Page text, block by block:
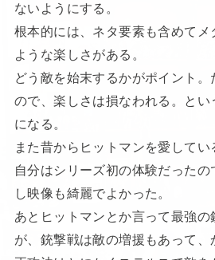
ないようにする。
根本的には、ネタ要素も含めて
ような楽しさがある。
どう敵を始末するかがポイント
ので、楽しさは損なわれる。と
になる。
また昔からヒットマンを愛してい
自分はシリーズ初の体験だった
し映像も綺麗でよかった。
あとヒットマンとか言って最強
が、銃撃戦は敵の増援もあって、